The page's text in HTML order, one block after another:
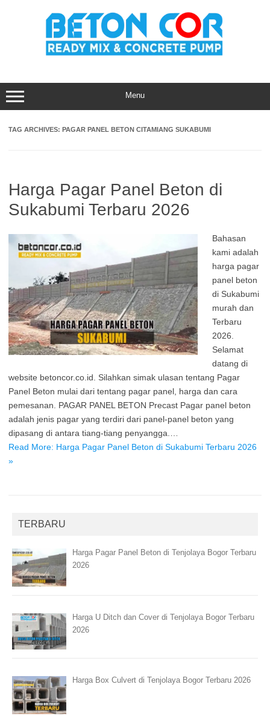
Menu
TAG ARCHIVES: PAGAR PANEL BETON CITAMIANG SUKABUMI
Harga Pagar Panel Beton di
Sukabumi Terbaru 2026
Bahasan
kami adalah
harga pagar
panel beton
di Sukabumi
murah dan
Terbaru
2026.
Selamat
datang di
website betoncor.co.id. Silahkan simak ulasan tentang Pagar
Panel Beton mulai dari tentang pagar panel, harga dan cara
pemesanan. PAGAR PANEL BETON Precast Pagar panel beton
adalah jenis pagar yang terdiri dari panel-panel beton yang
dipasang di antara tiang-tiang penyangga.…
Read More: Harga Pagar Panel Beton di Sukabumi Terbaru 2026
»
TERBARU
Harga Pagar Panel Beton di Tenjolaya Bogor Terbaru
2026
Harga U Ditch dan Cover di Tenjolaya Bogor Terbaru
2026
Harga Box Culvert di Tenjolaya Bogor Terbaru 2026